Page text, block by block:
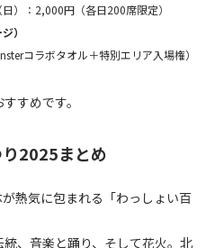
）：2,000円（各日200席限定）
）
コラボタオル＋特別エリア入場権）
すめです。
2025まとめ
熱気に包まれる「わっしょい百
、音楽と踊り、そして花火。北